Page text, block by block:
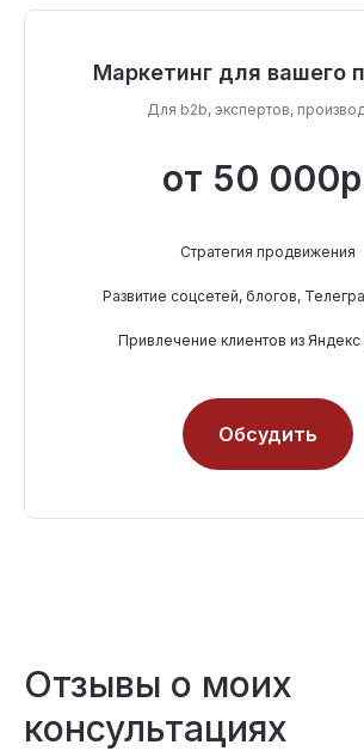
Маркетинг для вашего
Для b2b, экспертов,
от 50
Стратегия продвижения
Развитие соцсетей, блогов,
Привлечение клиентов из
Обсудить
Отзывы о моих
консультациях